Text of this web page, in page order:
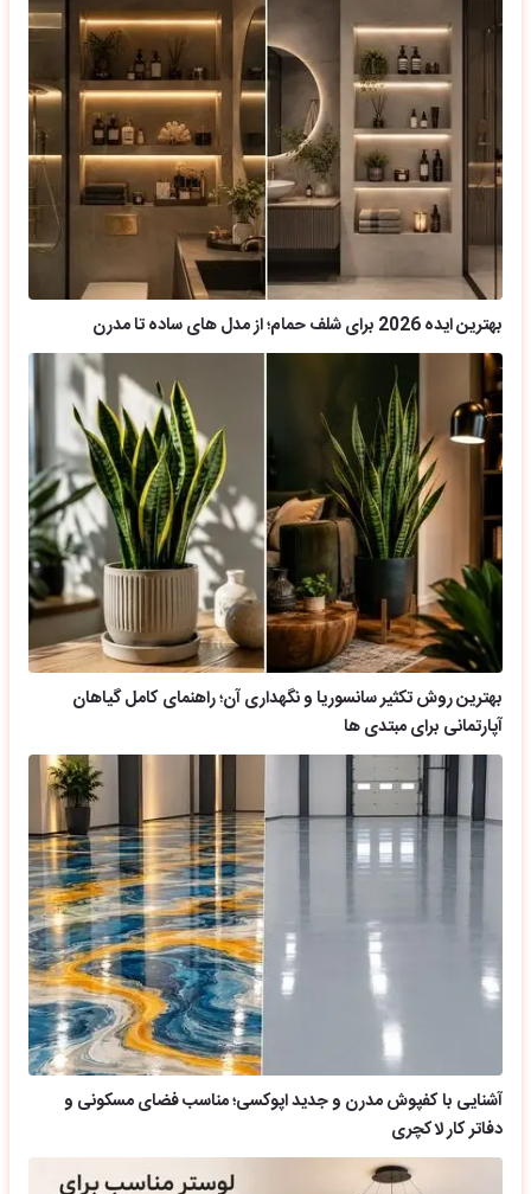
بهترین ایده 2026 برای شلف حمام؛ از مدل های ساده تا مدرن
بهترین روش تکثیر سانسوریا و نگهداری آن؛ راهنمای کامل گیاهان
آپارتمانی برای مبتدی ها
آشنایی با کفپوش مدرن و جدید اپوکسی؛ مناسب فضای مسکونی و
دفاتر کار لاکچری